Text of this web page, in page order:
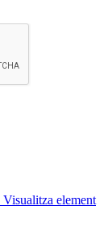
Visualitza element